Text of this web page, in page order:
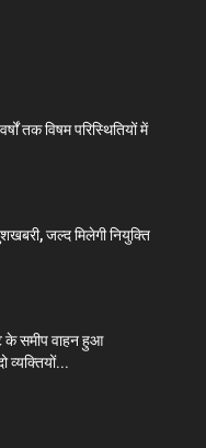
तक विषम परिस्थितियों में
जल्द मिलेगी नियुक्ति
के समीप वाहन हुआ
व्यक्तियों...